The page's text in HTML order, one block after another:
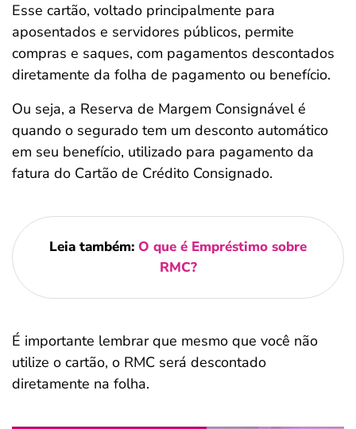
Esse cartão, voltado principalmente para
aposentados e servidores públicos, permite
compras e saques, com pagamentos descontados
diretamente da folha de pagamento ou benefício.
Ou seja, a Reserva de Margem Consignável é
quando o segurado tem um desconto automático
em seu benefício, utilizado para pagamento da
fatura do Cartão de Crédito Consignado.
Leia também: O que é Empréstimo sobre
RMC?
É importante lembrar que mesmo que você não
utilize o cartão, o RMC será descontado
diretamente na folha.